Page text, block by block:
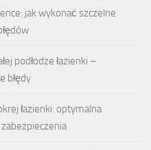
jak wykonać szczelne
podłodze łazienki –
błędy
łazienki: optymalna